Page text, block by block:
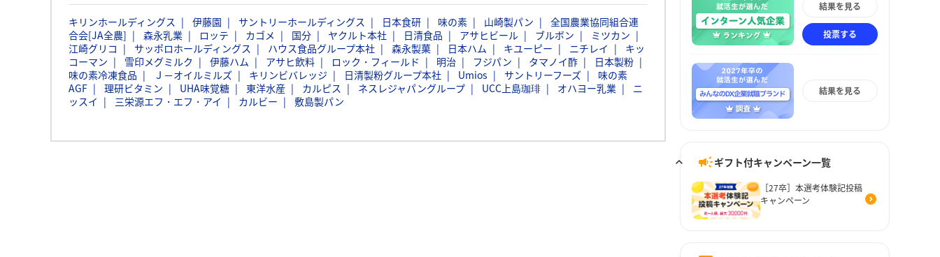
キリンホールディングス 伊藤園 サントリーホールディングス 日本食研 味の素 山崎製パン
全国農業協同組合連
合会[JA全農]
森永乳業 ロッテ カゴメ 国分 ヤクルト本社 日清食品 アサヒビール ブルボン
ミツカン
江崎グリコ
サッポロホールディングス ハウス食品グループ本社 森永製菓 日本ハム キユーピー ニチレイ
キッ
コーマン
雪印メグミルク 伊藤ハム アサヒ飲料 ロック・フィールド 明治 フジパン タマノイ酢
日本製粉
味の素冷凍食品
Ｊ－オイルミルズ キリンビバレッジ 日清製粉グループ本社 Umios サントリーフーズ
味の素
AGF
理研ビタミン UHA味覚糖 東洋水産 カルピス ネスレジャパングループ UCC上島珈琲 オハヨー乳業
ニ
ッスイ
三栄源エフ・エフ・アイ カルビー 敷島製パン
結果を見る
投票する
結果を見る
ギフト付キャンペーン一覧
［27卒］本選考体験記投稿
キャンペーン